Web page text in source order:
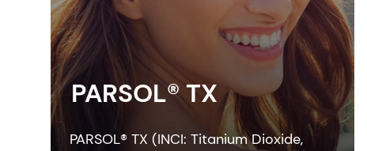
PARSOL® TX
PARSOL® TX (INCI: Titanium Dioxide,